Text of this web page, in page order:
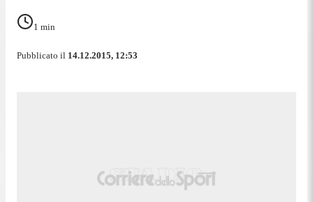
1 min
Pubblicato il 14.12.2015, 12:53